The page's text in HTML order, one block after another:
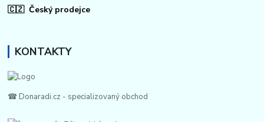
🇨🇿 Český prodejce
KONTAKTY
☎ Donaradi.cz - specializovaný obchod